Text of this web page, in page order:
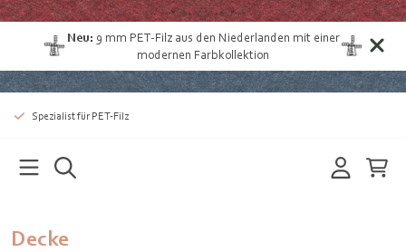
Neu: 9 mm PET-Filz aus den Niederlanden mit einer
modernen Farbkollektion
Spezialist für PET-Filz
Decke